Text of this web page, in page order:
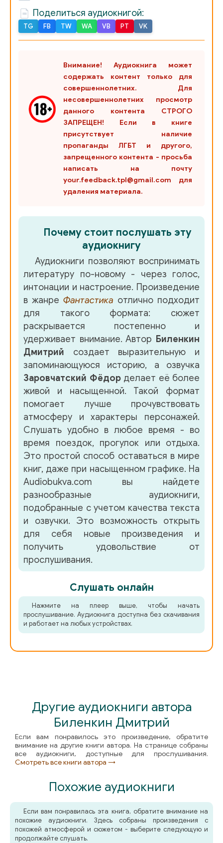
Поделиться аудиокнигой:
TG FB TW WA VB PT VK
Внимание! Аудиокнига может
содержать контент только для
совершеннолетних. Для
несовершеннолетних просмотр
данного контента СТРОГО
ЗАПРЕЩЕН! Если в книге
присутствует наличие
пропаганды ЛГБТ и другого,
запрещенного контента - просьба
написать на почту
your.feedback.tpl@gmail.com для
удаления материала.
Почему стоит послушать эту
аудиокнигу
Аудиокниги позволяют воспринимать
литературу по-новому - через голос,
интонации и настроение. Произведение
в жанре Фантастика отлично подходит
для такого формата: сюжет
раскрывается постепенно и
удерживает внимание. Автор Биленкин
Дмитрий создает выразительную и
запоминающуюся историю, а озвучка
Заровчатский Фёдорделает её более
живой и насыщенной. Такой формат
помогает лучше прочувствовать
атмосферу и характеры персонажей.
Слушать удобно в любое время - во
время поездок, прогулок или отдыха.
Это простой способ оставаться в мире
книг, даже при насыщенном графике. На
Audiobukva.com вы найдете
разнообразные аудиокниги,
подобранные с учетом качества текста
и озвучки. Это возможность открыть
для себя новые произведения и
получить удовольствие от
прослушивания.
Слушать онлайн
Нажмите на плеер выше, чтобы начать
прослушивание. Аудиокнига доступна без скачивания
и работает на любых устройствах.
Другие аудиокниги автора
Биленкин Дмитрий
Если вам понравилось это произведение, обратите
внимание на другие книги автора. На странице собраны
все аудиокниги, доступные для прослушивания.
Смотреть все книги автора →
Похожие аудиокниги
Если вам понравилась эта книга, обратите внимание на
похожие аудиокниги. Здесь собраны произведения с
похожей атмосферой и сюжетом - выберите следующую и
продолжайте слушать.